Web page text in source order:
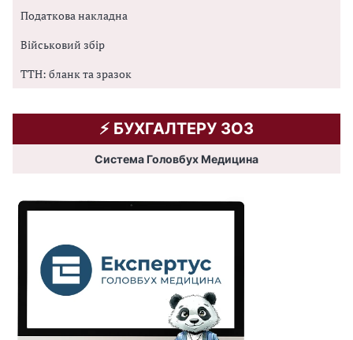
Податкова накладна
Військовий збір
ТТН: бланк та зразок
⚡️ БУХГАЛТЕРУ ЗОЗ
Система Головбух Медицина